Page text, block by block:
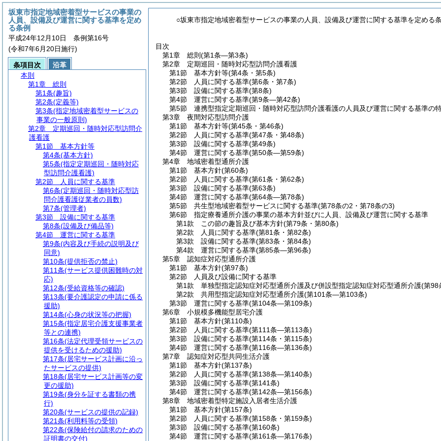
○坂東市指定地域密着型サービスの事業の人員、設備及び運営に関する基準を定める
目次
第1章
総則 (第1条―第3条)
第2章
定期巡回・随時対応型訪問介護看護
第1節
基本方針等(第4条・第5条)
第2節
人員に関する基準(第6条・第7条)
第3節
設備に関する基準(第8条)
第4節
運営に関する基準(第9条―第42条)
第5節
連携型指定定期巡回・随時対応型訪問介護看護の人員及び運営に関する基準の
第3章
夜間対応型訪問介護
第1節
基本方針等(第45条・第46条)
第2節
人員に関する基準(第47条・第48条)
第3節
設備に関する基準(第49条)
第4節
運営に関する基準(第50条―第59条)
第4章
地域密着型通所介護
第1節
基本方針(第60条)
第2節
人員に関する基準(第61条・第62条)
第3節
設備に関する基準(第63条)
第4節
運営に関する基準(第64条―第78条)
第5節
共生型地域密着型サービスに関する基準(第78条の2・第78条の3)
第6節
指定療養通所介護の事業の基本方針並びに人員、設備及び運営に関する基準
第1款
この節の趣旨及び基本方針(第79条・第80条)
第2款
人員に関する基準(第81条・第82条)
第3款
設備に関する基準(第83条・第84条)
第4款
運営に関する基準(第85条―第96条)
第5章
認知症対応型通所介護
第1節
基本方針(第97条)
第2節
人員及び設備に関する基準
第1款
単独型指定認知症対応型通所介護及び併設型指定認知症対応型通所介護(第98
第2款
共用型指定認知症対応型通所介護(第101条―第103条)
第3節
運営に関する基準(第104条―第109条)
第6章
小規模多機能型居宅介護
第1節
基本方針(第110条)
第2節
人員に関する基準(第111条―第113条)
第3節
設備に関する基準(第114条・第115条)
第4節
運営に関する基準(第116条―第136条)
第7章
認知症対応型共同生活介護
第1節
基本方針(第137条)
第2節
人員に関する基準(第138条―第140条)
第3節
設備に関する基準(第141条)
第4節
運営に関する基準(第142条―第156条)
第8章
地域密着型特定施設入居者生活介護
第1節
基本方針(第157条)
第2節
人員に関する基準(第158条・第159条)
第3節
設備に関する基準(第160条)
第4節
運営に関する基準(第161条―第176条)
坂東市指定地域密着型サービスの事業の
人員、設備及び運営に関する基準を定め
る条例
平成24年12月10日 条例第16号
(令和7年6月20日施行)
条項目次
沿革
本則
第1章
総則
第1条(趣旨)
第2条(定義等)
第3条(指定地域密着型サービスの
事業の一般原則)
第2章
定期巡回・随時対応型訪問介
護看護
第1節
基本方針等
第4条(基本方針)
第5条(指定定期巡回・随時対応
型訪問介護看護)
第2節
人員に関する基準
第6条(定期巡回・随時対応型訪
問介護看護従業者の員数)
第7条(管理者)
第3節
設備に関する基準
第8条(設備及び備品等)
第4節
運営に関する基準
第9条(内容及び手続の説明及び
同意)
第10条(提供拒否の禁止)
第11条(サービス提供困難時の対
応)
第12条(受給資格等の確認)
第13条(要介護認定の申請に係る
援助)
第14条(心身の状況等の把握)
第15条(指定居宅介護支援事業者
等との連携)
第16条(法定代理受領サービスの
提供を受けるための援助)
第17条(居宅サービス計画に沿っ
たサービスの提供)
第18条(居宅サービス計画等の変
更の援助)
第19条(身分を証する書類の携
行)
第20条(サービスの提供の記録)
第21条(利用料等の受領)
第22条(保険給付の請求のための
証明書の交付)